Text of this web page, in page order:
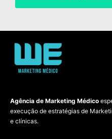
Agência de Marketing Médico
execução de estratégias de
e clínicas.